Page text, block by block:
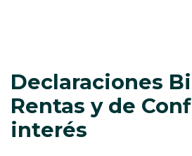
Declaraciones Bienes y
Rentas y de
interés